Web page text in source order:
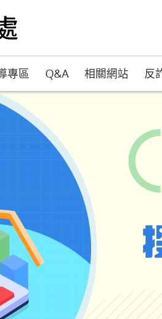
專區 Q&A 相關網站 反